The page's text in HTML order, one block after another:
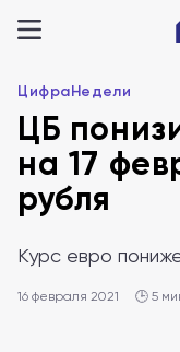
ЦифраНедели
ЦБ
на 17
рубля
Курс евро
16 февраля 2021 🕒 5